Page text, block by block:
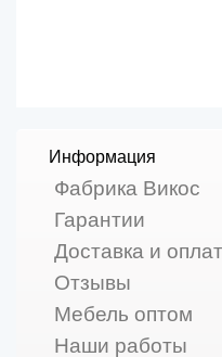
Информация
Фабрика Викос
Гарантии
Доставка и
Отзывы
Мебель оптом
Наши работы